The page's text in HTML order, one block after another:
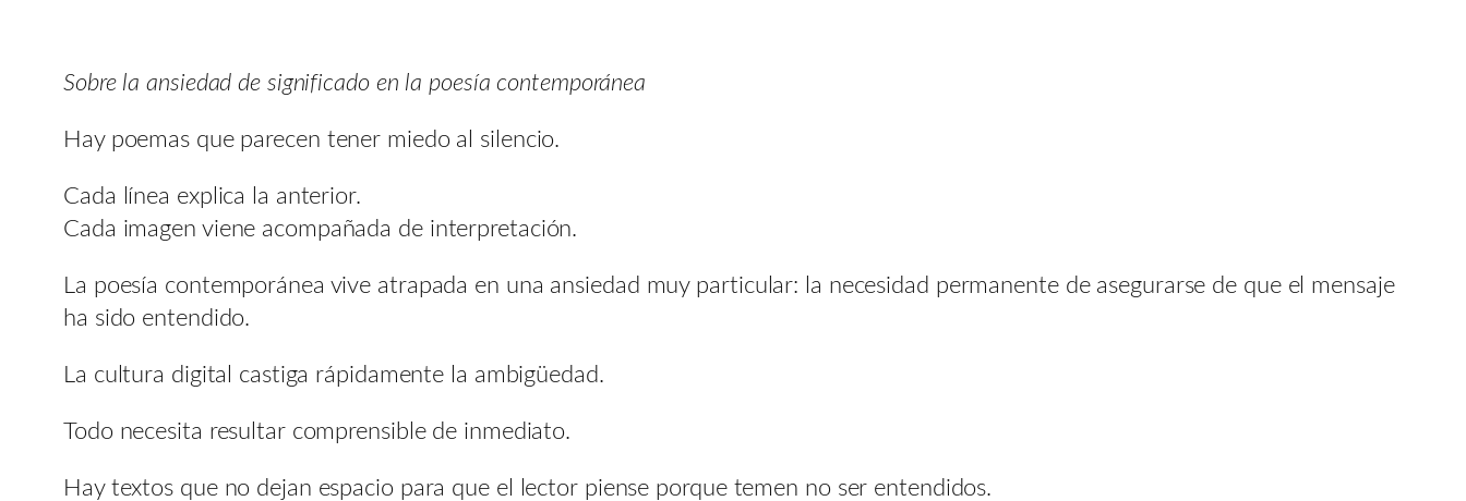
Sobre la ansiedad de significado en la poesía contemporánea
Hay poemas que parecen tener miedo al silencio.
Cada línea explica la anterior.
Cada imagen viene acompañada de interpretación.
La poesía contemporánea vive atrapada en una ansiedad muy particular: la necesidad permanente de asegurarse de que el mensaje
ha sido entendido.
La cultura digital castiga rápidamente la ambigüedad.
Todo necesita resultar comprensible de inmediato.
Hay textos que no dejan espacio para que el lector piense porque temen no ser entendidos.